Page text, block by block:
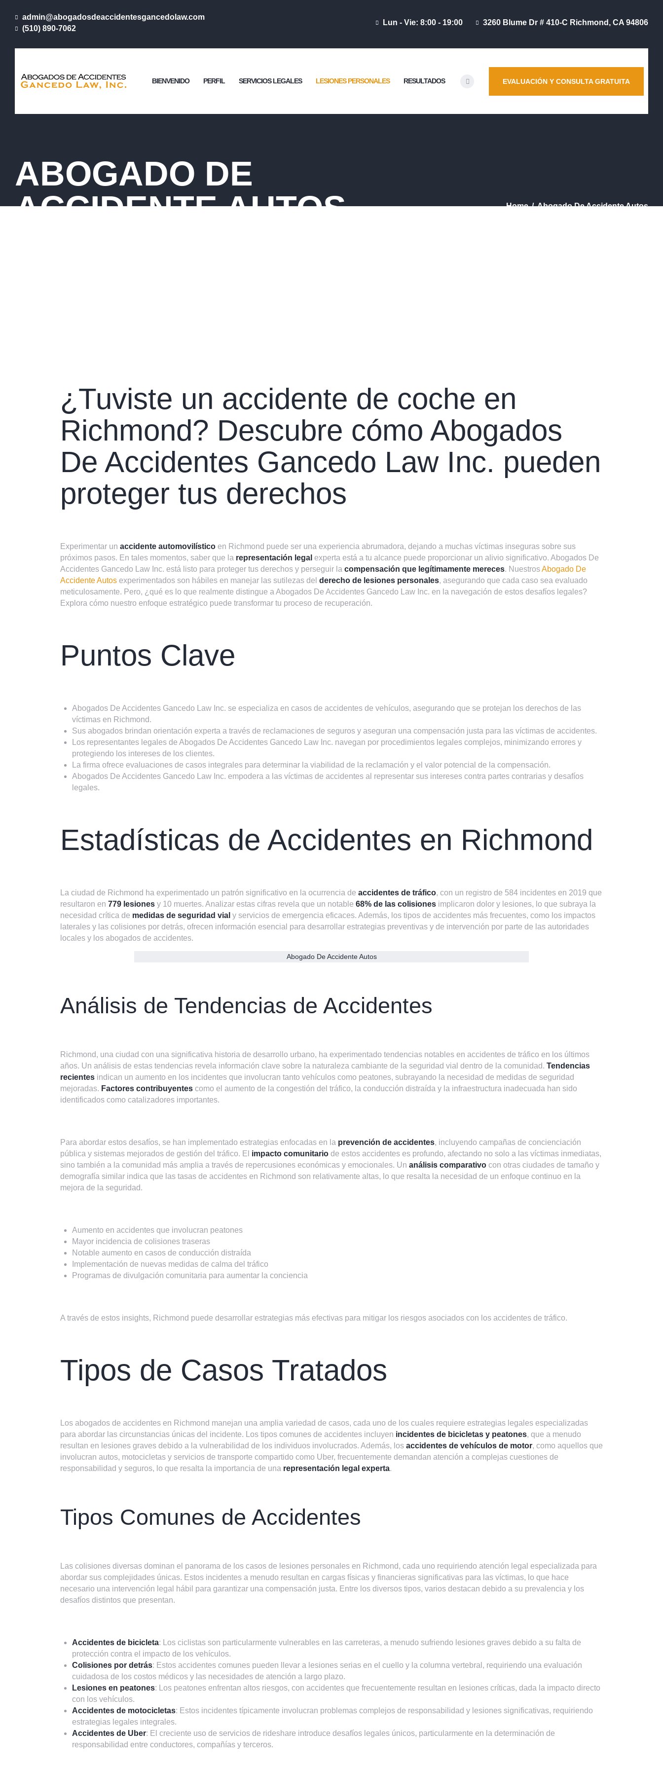
admin@abogadosdeaccidentesgancedolaw.com
(510) 890-7062
Lun - Vie: 8:00 - 19:00 3260 Blume Dr # 410-C Richmond, CA 94806
BIENVENIDO PERFIL SERVICIOS LEGALES LESIONES PERSONALES RESULTADOS EVALUACIÓN Y CONSULTA GRATUITA
ABOGADO DE
ACCIDENTE AUTOS
Home Abogado De Accidente Autos
LEGALES
CONTACTAR
¿Tuviste un accidente de coche en
Richmond? Descubre cómo Abogados
De Accidentes Gancedo Law Inc. pueden
proteger tus derechos
Experimentar un accidente automovilístico en Richmond puede ser una experiencia abrumadora, dejando a muchas víctimas inseguras sobre sus
próximos pasos. En tales momentos, saber que la representación legal experta está a tu alcance puede proporcionar un alivio significativo. Abogados De
Accidentes Gancedo Law Inc. está listo para proteger tus derechos y perseguir la compensación que legítimamente mereces. NuestrosAbogado De
Accidente Autos experimentados son hábiles en manejar las sutilezas del derecho de lesiones personales, asegurando que cada caso sea evaluado
meticulosamente. Pero, ¿qué es lo que realmente distingue a Abogados De Accidentes Gancedo Law Inc. en la navegación de estos desafíos legales?
Explora cómo nuestro enfoque estratégico puede transformar tu proceso de recuperación.
Puntos Clave
Abogados De Accidentes Gancedo Law Inc. se especializa en casos de accidentes de vehículos, asegurando que se protejan los derechos de las
víctimas en Richmond.
Sus abogados brindan orientación experta a través de reclamaciones de seguros y aseguran una compensación justa para las víctimas de accidentes.
Los representantes legales de Abogados De Accidentes Gancedo Law Inc. navegan por procedimientos legales complejos, minimizando errores y
protegiendo los intereses de los clientes.
La firma ofrece evaluaciones de casos integrales para determinar la viabilidad de la reclamación y el valor potencial de la compensación.
Abogados De Accidentes Gancedo Law Inc. empodera a las víctimas de accidentes al representar sus intereses contra partes contrarias y desafíos
legales.
Estadísticas de Accidentes en Richmond
La ciudad de Richmond ha experimentado un patrón significativo en la ocurrencia de accidentes de tráfico, con un registro de 584 incidentes en 2019 que
resultaron en 779 lesiones y 10 muertes. Analizar estas cifras revela que un notable 68% de las colisiones implicaron dolor y lesiones, lo que subraya la
necesidad crítica de medidas de seguridad vial y servicios de emergencia eficaces. Además, los tipos de accidentes más frecuentes, como los impactos
laterales y las colisiones por detrás, ofrecen información esencial para desarrollar estrategias preventivas y de intervención por parte de las autoridades
locales y los abogados de accidentes.
Abogado De Accidente Autos
Análisis de Tendencias de Accidentes
Richmond, una ciudad con una significativa historia de desarrollo urbano, ha experimentado tendencias notables en accidentes de tráfico en los últimos
años. Un análisis de estas tendencias revela información clave sobre la naturaleza cambiante de la seguridad vial dentro de la comunidad. Tendencias
recientes indican un aumento en los incidentes que involucran tanto vehículos como peatones, subrayando la necesidad de medidas de seguridad
mejoradas. Factores contribuyentes como el aumento de la congestión del tráfico, la conducción distraída y la infraestructura inadecuada han sido
identificados como catalizadores importantes.
Para abordar estos desafíos, se han implementado estrategias enfocadas en la prevención de accidentes, incluyendo campañas de concienciación
pública y sistemas mejorados de gestión del tráfico. El impacto comunitario de estos accidentes es profundo, afectando no solo a las víctimas inmediatas,
sino también a la comunidad más amplia a través de repercusiones económicas y emocionales. Un análisis comparativo con otras ciudades de tamaño y
demografía similar indica que las tasas de accidentes en Richmond son relativamente altas, lo que resalta la necesidad de un enfoque continuo en la
mejora de la seguridad.
Aumento en accidentes que involucran peatones
Mayor incidencia de colisiones traseras
Notable aumento en casos de conducción distraída
Implementación de nuevas medidas de calma del tráfico
Programas de divulgación comunitaria para aumentar la conciencia
A través de estos insights, Richmond puede desarrollar estrategias más efectivas para mitigar los riesgos asociados con los accidentes de tráfico.
Tipos de Casos Tratados
Los abogados de accidentes en Richmond manejan una amplia variedad de casos, cada uno de los cuales requiere estrategias legales especializadas
para abordar las circunstancias únicas del incidente. Los tipos comunes de accidentes incluyen incidentes de bicicletas y peatones, que a menudo
resultan en lesiones graves debido a la vulnerabilidad de los individuos involucrados. Además, los accidentes de vehículos de motor, como aquellos que
involucran autos, motocicletas y servicios de transporte compartido como Uber, frecuentemente demandan atención a complejas cuestiones de
responsabilidad y seguros, lo que resalta la importancia de una representación legal experta.
Tipos Comunes de Accidentes
Las colisiones diversas dominan el panorama de los casos de lesiones personales en Richmond, cada uno requiriendo atención legal especializada para
abordar sus complejidades únicas. Estos incidentes a menudo resultan en cargas físicas y financieras significativas para las víctimas, lo que hace
necesario una intervención legal hábil para garantizar una compensación justa. Entre los diversos tipos, varios destacan debido a su prevalencia y los
desafíos distintos que presentan.
Accidentes de bicicleta: Los ciclistas son particularmente vulnerables en las carreteras, a menudo sufriendo lesiones graves debido a su falta de
protección contra el impacto de los vehículos.
Colisiones por detrás: Estos accidentes comunes pueden llevar a lesiones serias en el cuello y la columna vertebral, requiriendo una evaluación
cuidadosa de los costos médicos y las necesidades de atención a largo plazo.
Lesiones en peatones: Los peatones enfrentan altos riesgos, con accidentes que frecuentemente resultan en lesiones críticas, dada la impacto directo
con los vehículos.
Accidentes de motocicletas: Estos incidentes típicamente involucran problemas complejos de responsabilidad y lesiones significativas, requiriendo
estrategias legales integrales.
Accidentes de Uber: El creciente uso de servicios de rideshare introduce desafíos legales únicos, particularmente en la determinación de
responsabilidad entre conductores, compañías y terceros.